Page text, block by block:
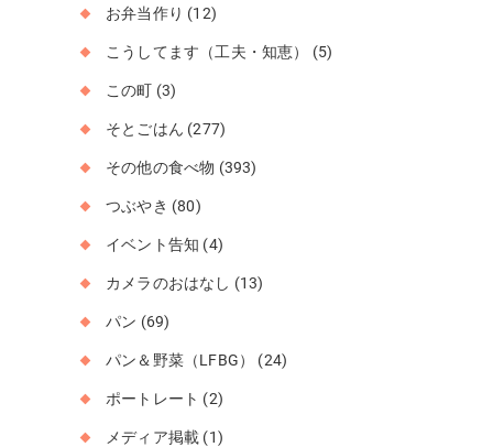
お弁当作り (12)
こうしてます（工夫・知恵） (5)
この町 (3)
そとごはん (277)
その他の食べ物 (393)
つぶやき (80)
イベント告知 (4)
カメラのおはなし (13)
パン (69)
パン＆野菜（LFBG） (24)
ポートレート (2)
メディア掲載 (1)